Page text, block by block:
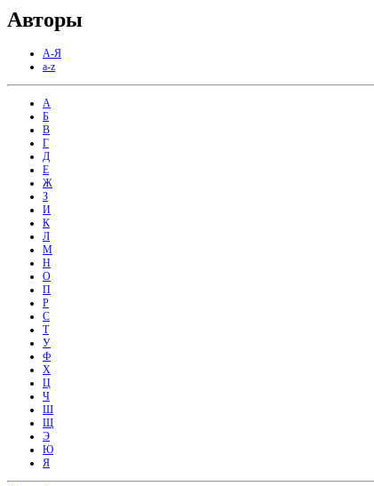
Авторы
А-Я
a-z
А
Б
В
Г
Д
Е
Ж
З
И
К
Л
М
Н
О
П
Р
С
Т
У
Ф
Х
Ц
Ч
Ш
Щ
Э
Ю
Я